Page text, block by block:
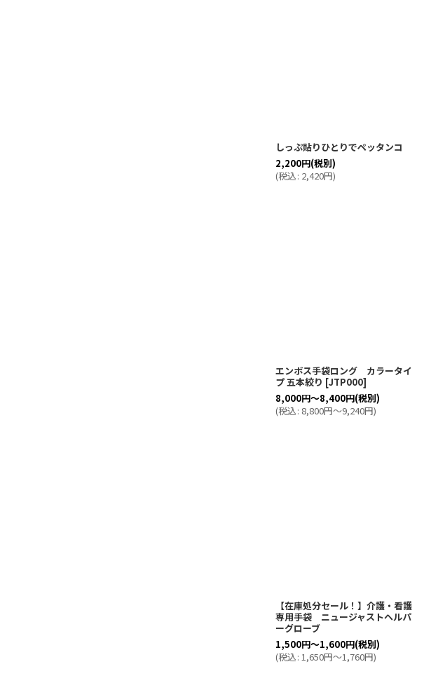
しっぷ貼りひとりでペッタンコ
2,200円(税別)
(税込: 2,420円)
エンボス手袋ロング カラータイ
プ 五本絞り [JTP000]
8,000円～8,400円(税別)
(税込: 8,800円～9,240円)
【在庫処分セール！】介護・看護
専用手袋 ニュージャストヘルパ
ーグローブ
1,500円～1,600円(税別)
(税込: 1,650円～1,760円)